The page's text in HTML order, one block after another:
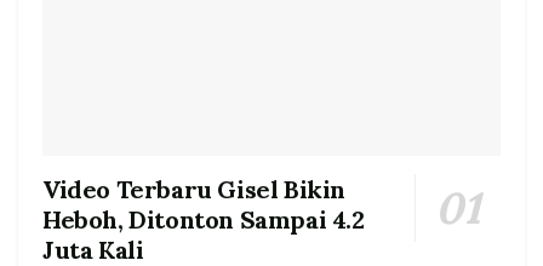
Video Terbaru Gisel Bikin
Heboh, Ditonton Sampai 4.2
Juta Kali